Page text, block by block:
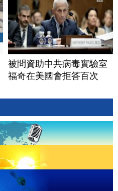
被問資助中共病毒實驗室
福奇在美國會拒答百次